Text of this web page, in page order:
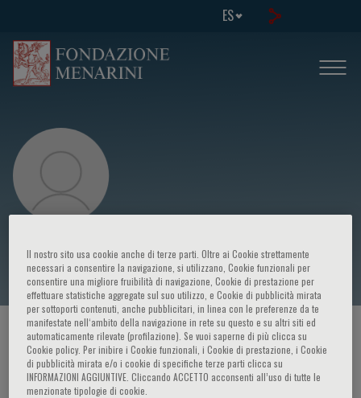
ES
J. Moyano
HOME PAGE / CURSOS Y EVENTOS / ORADOR
Il nostro sito usa cookie anche di terze parti. Oltre ai Cookie strettamente
necessari a consentire la navigazione, si utilizzano, Cookie funzionali per
consentire una migliore fruibilità di navigazione, Cookie di prestazione per
effettuare statistiche aggregate sul suo utilizzo, e Cookie di pubblicità mirata
per sottoporti contenuti, anche pubblicitari, in linea con le preferenze da te
manifestate nell‘ambito della navigazione in rete su questo e su altri siti ed
automaticamente rilevate (profilazione). Se vuoi saperne di più clicca su
Cookie policy. Per inibire i Cookie funzionali, i Cookie di prestazione, i Cookie
di pubblicità mirata e/o i cookie di specifiche terze parti clicca su
INFORMAZIONI AGGIUNTIVE. Cliccando ACCETTO acconsenti all’uso di tutte le
menzionate tipologie di cookie.